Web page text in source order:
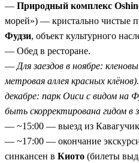
— Природный комплекс
морей») — кристально чистые
Фудзи, объект культурного
— Обед в ресторане.
— Для заездов в ноябре:
метровая аллея красных
декабре: парк Оиси с видом на
быть скорректирована гидом в
— ~15:00 — выезд из
— ~17:00 — окончание
синкансен в Киото (билеты